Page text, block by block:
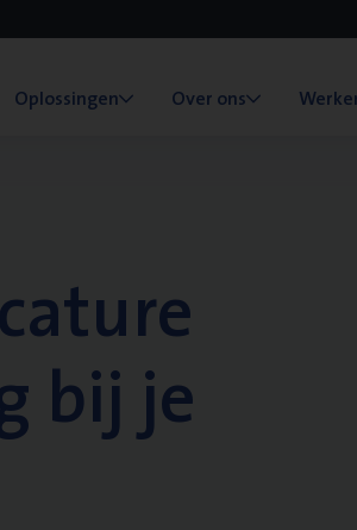
Oplossingen Over ons
bij je